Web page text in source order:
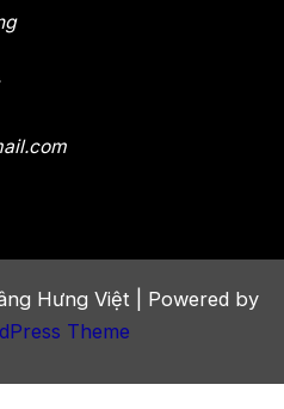
Hưng Việt | Powered by
Theme